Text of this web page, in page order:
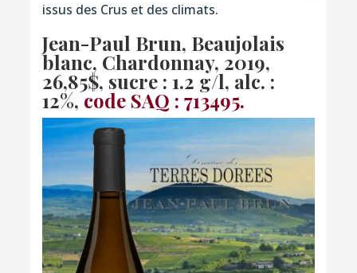
issus des Crus et des climats.
Jean-Paul Brun, Beaujolais
blanc, Chardonnay, 2019,
26,85$, sucre : 1.2 g/l, alc. :
12%,code SAQ : 713495.